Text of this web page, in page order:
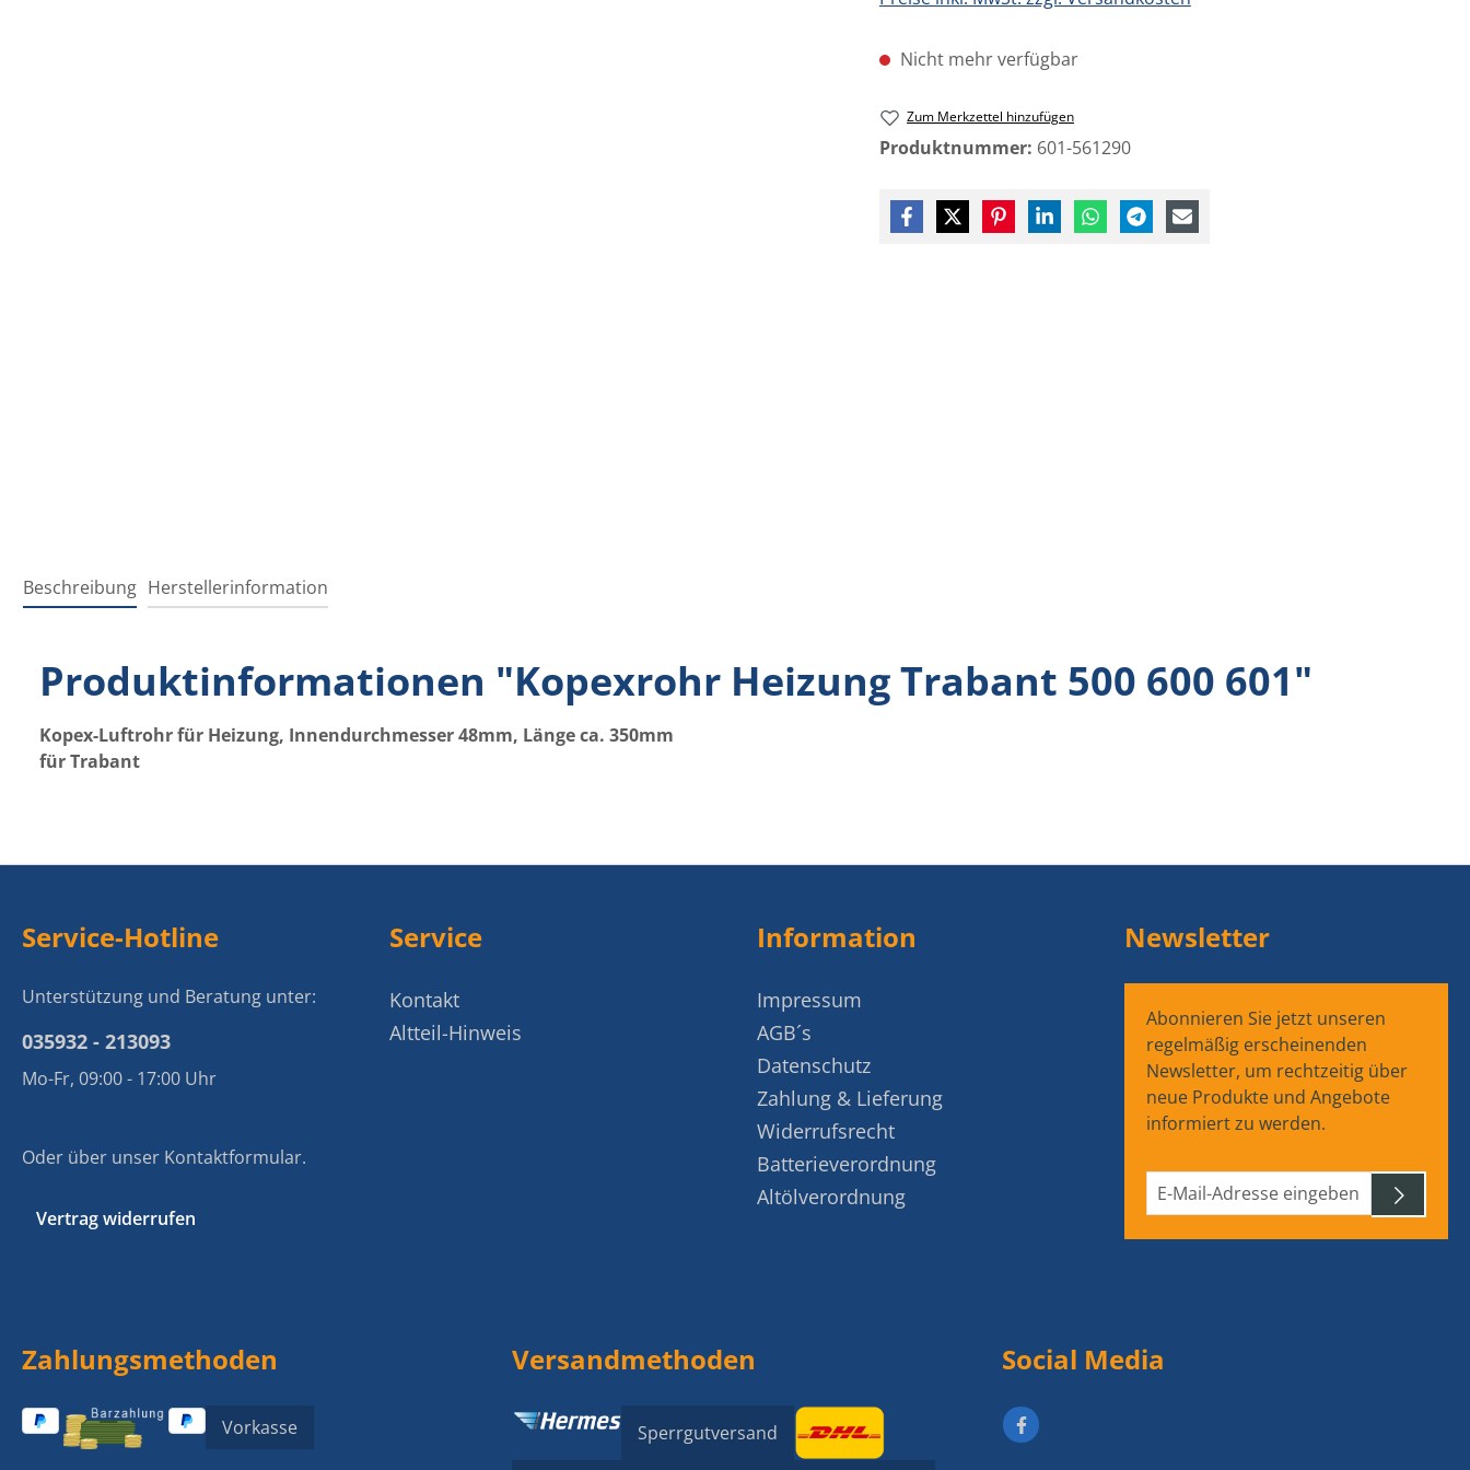
Nicht mehr verfügbar
Zum Merkzettel hinzufügen
Produktnummer: 601-561290
Beschreibung Herstellerinformation
Produktinformationen "Kopexrohr Heizung Trabant 500 600 601"
Kopex-Luftrohr für Heizung, Innendurchmesser 48mm, Länge ca. 350mm
für Trabant
Service-Hotline
Unterstützung und Beratung unter:
035932 - 213093
Mo-Fr, 09:00 - 17:00 Uhr
Oder über unser Kontaktformular.
Vertrag widerrufen
Service
Kontakt
Altteil-Hinweis
Information
Impressum
AGB´s
Datenschutz
Zahlung & Lieferung
Widerrufsrecht
Batterieverordnung
Altölverordnung
Newsletter
Abonnieren Sie jetzt unseren
regelmäßig erscheinenden
Newsletter, um rechtzeitig über
neue Produkte und Angebote
informiert zu werden.
Zahlungsmethoden
Vorkasse
Versandmethoden
Sperrgutversand
Social Media